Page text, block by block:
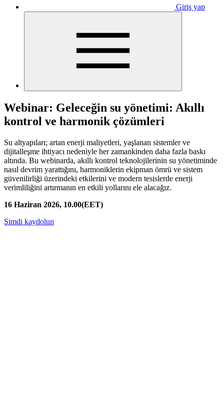
Giriş yap
Webinar: Geleceğin su yönetimi: Akıllı
kontrol ve harmonik çözümleri
Su altyapıları; artan enerji maliyetleri, yaşlanan sistemler ve
dijitalleşme ihtiyacı nedeniyle her zamankinden daha fazla baskı
altında. Bu webinarda, akıllı kontrol teknolojilerinin su yönetiminde
nasıl devrim yarattığını, harmoniklerin ekipman ömrü ve sistem
güvenilirliği üzerindeki etkilerini ve modern tesislerde enerji
verimliliğini artırmanın en etkili yollarını ele alacağız.
16 Haziran 2026, 10.00(EET)
Şimdi kaydolun